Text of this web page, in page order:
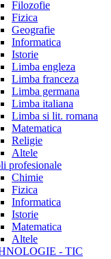
Filozofie
Fizica
Geografie
Informatica
Istorie
Limba engleza
Limba franceza
Limba germana
Limba italiana
Limba si lit. romana
Matematica
Religie
Altele
profesionale
Chimie
Fizica
Informatica
Istorie
Matematica
Altele
- TIC